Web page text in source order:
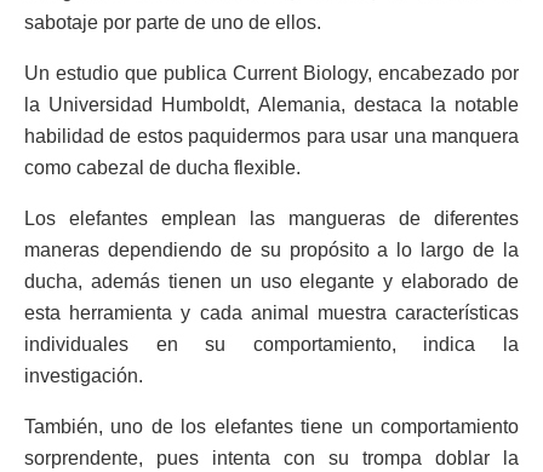
sabotaje por parte de uno de ellos.
Un estudio que publica Current Biology, encabezado por
la Universidad Humboldt, Alemania, destaca la notable
habilidad de estos paquidermos para usar una manquera
como cabezal de ducha flexible.
Los elefantes emplean las mangueras de diferentes
maneras dependiendo de su propósito a lo largo de la
ducha, además tienen un uso elegante y elaborado de
esta herramienta y cada animal muestra características
individuales en su comportamiento, indica la
investigación.
También, uno de los elefantes tiene un comportamiento
sorprendente, pues intenta con su trompa doblar la